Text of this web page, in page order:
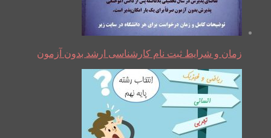
زمان و شرایط ثبت نام کارشناسی ارشد بدون آزمون